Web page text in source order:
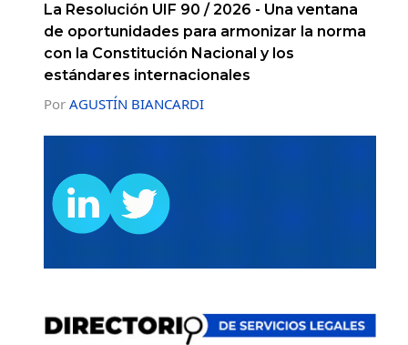
La Resolución UIF 90 / 2026 - Una ventana
de oportunidades para armonizar la norma
con la Constitución Nacional y los
estándares internacionales
Por AGUSTÍN BIANCARDI